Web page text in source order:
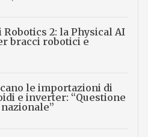
Robotics 2: la Physical AI
bracci robotici e
le importazioni di
e inverter: “Questione